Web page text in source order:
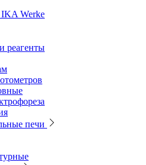
LOIP
Werke